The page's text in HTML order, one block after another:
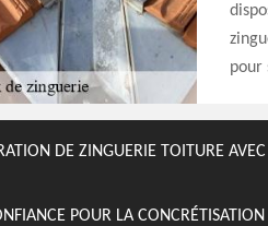
pour
DE ZINGUERIE TOITURE
POUR LA